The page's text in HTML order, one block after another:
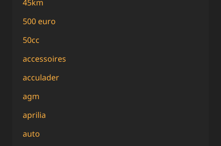
45km
500 euro
50cc
accessoires
acculader
agm
aprilia
auto